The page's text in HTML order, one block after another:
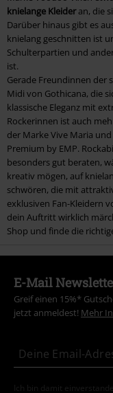
knielange Kleideran, die
Darüber hinaus gibt es
knielang geschnitten ist
Schulterpartien und
ist.
Gerade Freundinnen der
Midi von Gothicana, die
klassische Eleganz mit
Rockerinnen ist auch
der Marke Vive Maria
Premium by EMP.
besonders gut beraten,
kreativ mögen, auf
schwören, die mit
exklusiven Fan-Kleidern
dein Auftritt wirklich
Shop und finde die
E-Mail
Greif einen 15%*
jetzt anmeldest! Mehr
Ich bin damit